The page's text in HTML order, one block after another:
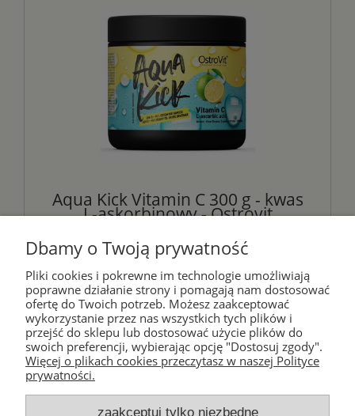
Aqua Kick Vitamin C 300 g - kwas
L-askorbinowy - Ostrovit
38,00 zł
powiadom o dostępności
« 1
Dbamy o Twoją prywatność
Pliki cookies i pokrewne im technologie umożliwiają
poprawne działanie strony i pomagają nam dostosować
ofertę do Twoich potrzeb. Możesz zaakceptować
wykorzystanie przez nas wszystkich tych plików i
przejść do sklepu lub dostosować użycie plików do
swoich preferencji, wybierając opcję "Dostosuj zgody".
Więcej o plikach cookies przeczytasz w naszej Polityce
prywatności.
zaakceptuj tylko niezbędne